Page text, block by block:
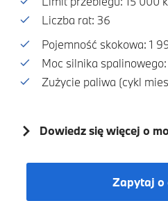
Liczba rat: 36
Pojemność skokowa: 1
Moc silnika
Zużycie paliwa (cykl
Dowiedz się więcej o
Zapytaj o